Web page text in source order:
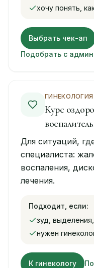
хочу понять,
Выбрать чек-ап
Подобрать с
ГИНЕКОЛОГИЯ
Курс
Для ситуаций,
специалиста:
воспаления,
лечения.
Подходит, если:
зуд,
нужен
К гинекологу